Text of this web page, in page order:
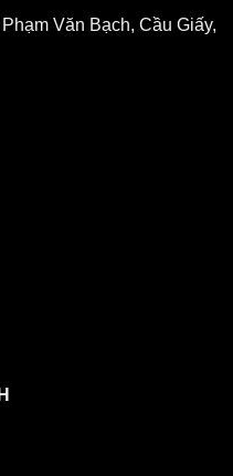
Văn Bạch, Cầu Giấy,